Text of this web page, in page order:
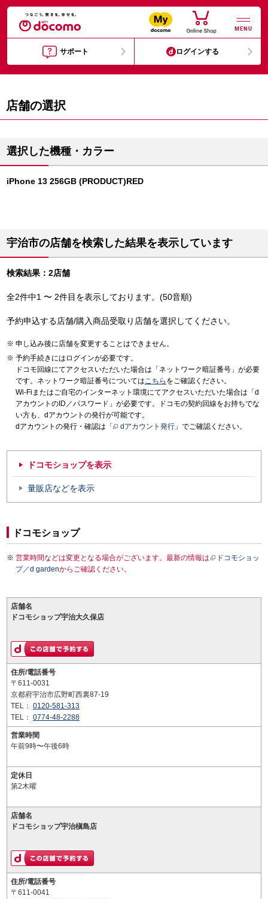
MENU
サポート ログインする
店舗の選択
選択した機種・カラー
iPhone 13 256GB (PRODUCT)RED
宇治市の店舗を検索した結果を表示しています
検索結果：2店舗
全2件中1 〜 2件目を表示しております。(50音順)
予約申込する店舗/購入商品受取り店舗を選択してください。
申し込み後に店舗を変更することはできません。
予約手続きにはログインが必要です。
ドコモ回線にてアクセスいただいた場合は「ネットワーク暗証番号」が必要
です。ネットワーク暗証番号についてはこちら をご確認ください。
Wi-Fiまたはご自宅のインターネット環境にてアクセスいただいた場合は「d
アカウントのID／パスワード」が必要です。ドコモの契約回線をお持ちでな
い方も、dアカウントの発行が可能です。
dアカウントの発行・確認は「
dアカウント発行 」でご確認ください。
ドコモショップを表示
量販店などを表示
ドコモショップ
営業時間などは変更となる場合がございます。最新の情報は
ドコモショッ
プ／d gardenからご確認ください。
店舗名
ドコモショップ宇治大久保店
住所/電話番号
〒611-0031
京都府宇治市広野町西裏87-19
TEL： 0120-581-313
TEL： 0774-48-2288
営業時間
午前9時〜午後6時
定休日
第2木曜
店舗名
ドコモショップ宇治槇島店
住所/電話番号
〒611-0041